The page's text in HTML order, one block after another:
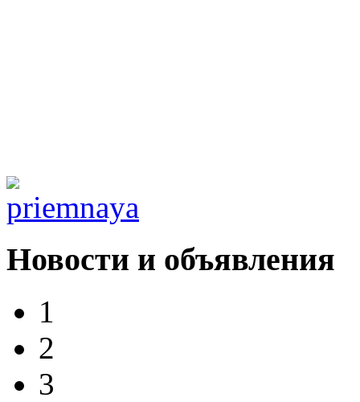
Новости и объявления
1
2
3